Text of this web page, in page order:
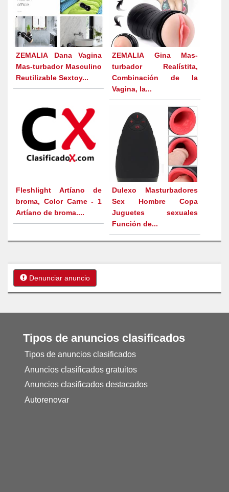
ZEMALIA Dana Vagina
Mas-turbador Masculino
Reutilizable Sextoy...
ZEMALIA Gina Mas-
turbador Realístita,
Combinación de la
Vagina, la...
Fleshlight Artíano de
broma, Color Carne - 1
Artíano de broma....
Dulexo Masturbadores
Sex Hombre Copa
Juguetes sexuales
Función de...
Denunciar anuncio
Tipos de anuncios clasificados
Tipos de anuncios clasificados
Anuncios clasificados gratuitos
Anuncios clasificados destacados
Autorenovar